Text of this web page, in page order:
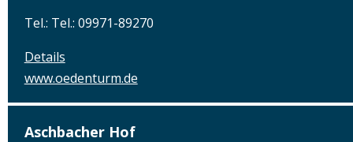
Tel.: Tel.: 09971-89270
Details
www.oedenturm.de
Aschbacher Hof